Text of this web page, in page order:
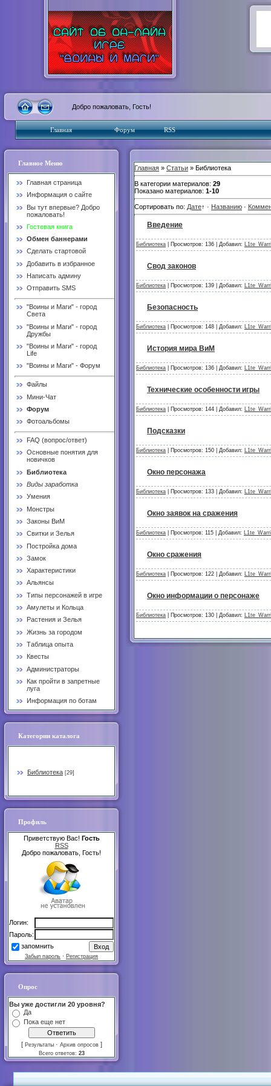
Добро пожаловать, Гость!
Главная Форум RSS
Главное Меню
Главная страница
Информация о сайте
Вы тут впервые? Добро
пожаловать!
Гостевая книга
Обмен баннерами
Сделать стартовой
Добавить в избранное
Написать админу
Отправить SMS
"Воины и Маги" - город
Света
"Воины и Маги" - город
Дружбы
"Воины и Маги" - город
Life
"Воины и Маги" - Форум
Файлы
Мини-Чат
Форум
Фотоальбомы
FAQ (вопрос/ответ)
Основные понятия для
новичков
Библиотека
Виды заработка
Умения
Монстры
Законы ВиМ
Свитки и Зелья
Постройка дома
Замок
Характеристики
Альянсы
Типы персонажей в игре
Амулеты и Кольца
Растения и Зелья
Жизнь за городом
Таблица опыта
Квесты
Администраторы
Как пройти в запретные
луга
Информация по ботам
Категории каталога
Библиотека [29]
Профиль
Приветствую Вас! Гость
RSS
Добро пожаловать, Гость!
Логин:
Пароль:
запомнить
Забыл пароль · Регистрация
Опрос
Вы уже достигли 20 уровня?
Да
Пока еще нет
[ Результаты · Архив опросов ]
Всего ответов: 23
Главная » Статьи » Библиотека
В категории материалов: 29
Показано материалов: 1-10
Сортировать по: Дате↑ · Названию ·
Введение
Библиотека | Просмотров: 136 | Добавил:
Свод законов
Библиотека | Просмотров: 139 | Добавил:
Безопасность
Библиотека | Просмотров: 148 | Добавил:
История мира ВиМ
Библиотека | Просмотров: 136 | Добавил:
Технические особенности игры
Библиотека | Просмотров: 144 | Добавил:
Подсказки
Библиотека | Просмотров: 150 | Добавил:
Окно персонажа
Библиотека | Просмотров: 133 | Добавил:
Окно заявок на сражения
Библиотека | Просмотров: 115 | Добавил:
Окно сражения
Библиотека | Просмотров: 122 | Добавил:
Окно информации о персонаже
Библиотека | Просмотров: 130 | Добавил: